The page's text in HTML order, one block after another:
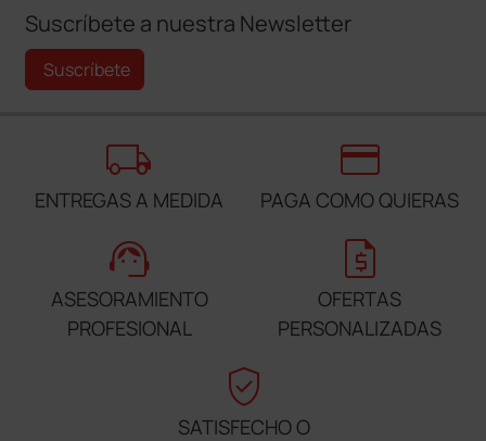
Suscríbete a nuestra Newsletter
Suscríbete
local_shipping
ENTREGAS A MEDIDA
credit_card
PAGA COMO QUIERAS
support_agent
ASESORAMIENTO
PROFESIONAL
request_quote
OFERTAS
PERSONALIZADAS
verified_user
SATISFECHO O